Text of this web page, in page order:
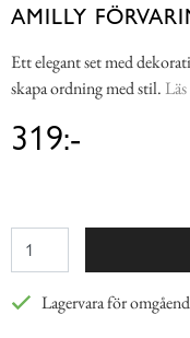
AMILLY
Ett elegant set med
skapa ordning med stil.
319:-
Lagervara för